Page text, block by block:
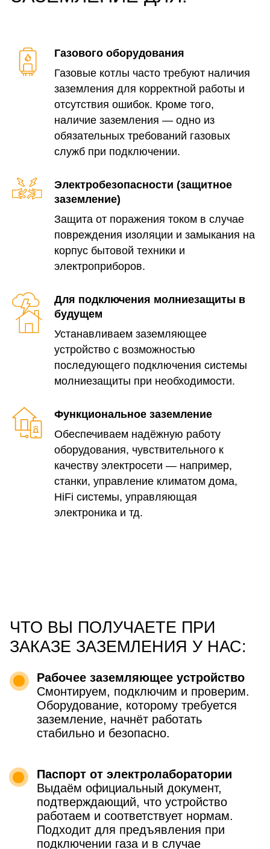
Газового оборудования
Газовые котлы часто требуют наличия
заземления для корректной работы и
отсутствия ошибок. Кроме того,
наличие заземления — одно из
обязательных требований газовых
служб при подключении.
Электробезопасности (защитное
заземление)
Защита от поражения током в случае
повреждения изоляции и замыкания на
корпус бытовой техники и
электроприборов.
Для подключения молниезащиты в
будущем
Устанавливаем заземляющее
устройство с возможностью
последующего подключения системы
молниезащиты при необходимости.
Функциональное заземление
Обеспечиваем надёжную работу
оборудования, чувствительного к
качеству электросети — например,
станки, управление климатом дома,
HiFi системы, управляющая
электроника и тд.
Минимальные затраты времени
Монтаж выполняется за 3–4 часа.
Вам не нужно заниматься покупкой
материалов, измерениями и
оформлением документов — всё
входит в услугу.
сопротивления до сдачи готового
контура с документацией.
Рабочее заземляющее устройство
Смонтируем, подключим и проверим.
Оборудование, которому требуется
заземление, начнёт работать
Паспорт от электролаборатории
подтверждающий, что устройство
работаем и соответствует нормам.
Подходит для предъявления при
подключении газа и в случае
проверок.
ЧТО ВЫ ПОЛУЧАЕТЕ ПРИ
ЗАКАЗЕ ЗАЗЕМЛЕНИЯ У НАС:
ЕСТЬ ВОПРОСЫ?
ОСТАВЬТЕ ЗАЯВКУ.
Наш эксперт по вопросам
заземления, Александр, вас
+7
конфиденциальности
ЗАЗЕМЛЯЮЩЕГО КОНТУРА
ЗАГОРОДНОГО ДОМА:
Стоимость работ —
14 900 рублей
подключение к электрощиту;
паспорт заземляющего
устройства;
выезд по Санкт-Петербургу и
Ленобласти (до 70 км от КАД).